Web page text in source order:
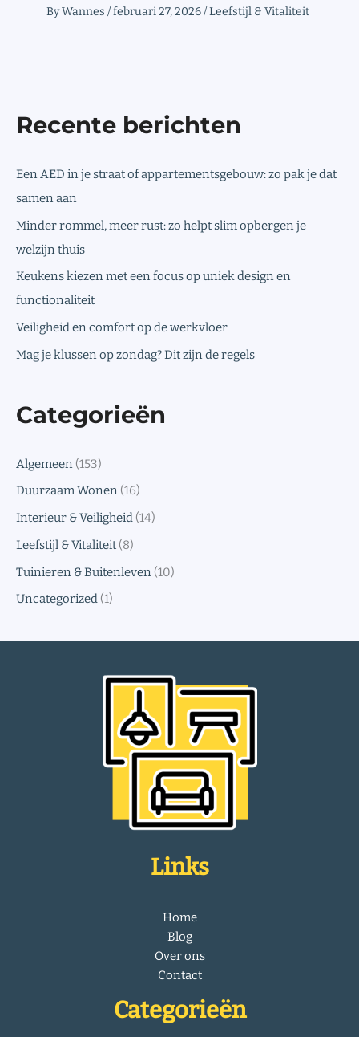
ByWannes /februari 27, 2026/Leefstijl & Vitaliteit
Recente berichten
Een AED in je straat of appartementsgebouw: zo pak je dat
samen aan
Minder rommel, meer rust: zo helpt slim opbergen je
welzijn thuis
Keukens kiezen met een focus op uniek design en
functionaliteit
Veiligheid en comfort op de werkvloer
Mag je klussen op zondag? Dit zijn de regels
Categorieën
Algemeen (153)
Duurzaam Wonen (16)
Interieur & Veiligheid (14)
Leefstijl & Vitaliteit (8)
Tuinieren & Buitenleven (10)
Uncategorized (1)
Links
Home
Blog
Over ons
Contact
Categorieën